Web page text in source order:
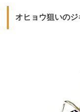
オヒョウ狙いの